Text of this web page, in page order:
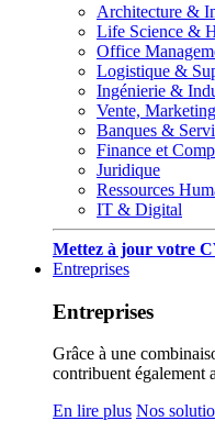
Architecture &
Life Science &
Office
Logistique &
Ingénierie &
Vente,
Banques &
Finance et
Juridique
Ressources
IT & Digital
Mettez à jour votre
Entreprises
Entreprises
Grâce à une
contribuent également
En lire plus Nos